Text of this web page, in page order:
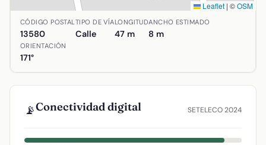
Leaflet | ©OSM
Ubicación de Travesía San juan Bautista en Almodóvar
CÓDIGO POSTAL
13580
TIPO DE VÍA
Calle
LONGITUD
47 m
ANCHO ESTIMADO
8 m
ORIENTACIÓN
171°
📡Conectividad digital SETELECO 2024